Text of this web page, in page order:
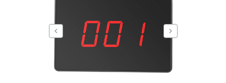
chevron_left chevron_right